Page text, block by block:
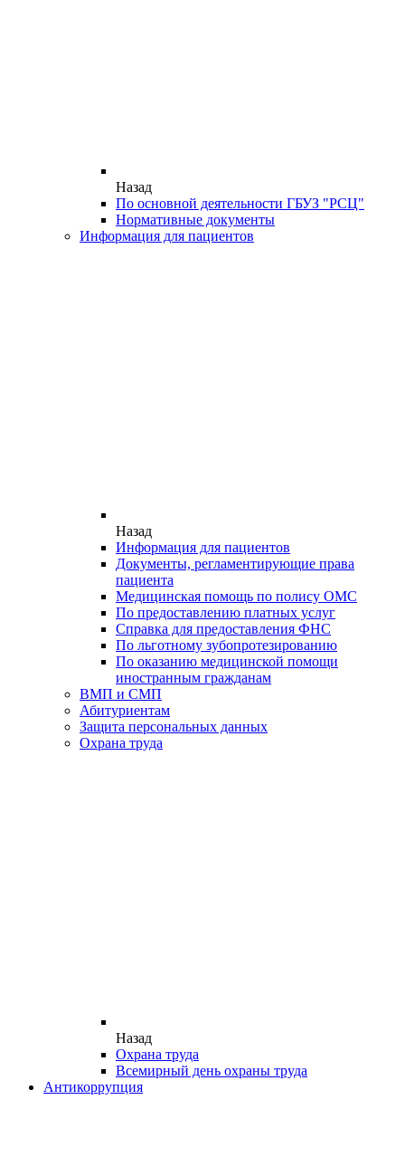
Назад
По основной деятельности ГБУЗ "РСЦ"
Нормативные документы
Информация для пациентов
Назад
Информация для пациентов
Документы, регламентирующие права
пациента
Медицинская помощь по полису ОМС
По предоставлению платных услуг
Справка для предоставления ФНС
По льготному зубопротезированию
По оказанию медицинской помощи
иностранным гражданам
ВМП и СМП
Абитуриентам
Защита персональных данных
Охрана труда
Назад
Охрана труда
Всемирный день охраны труда
Антикоррупция